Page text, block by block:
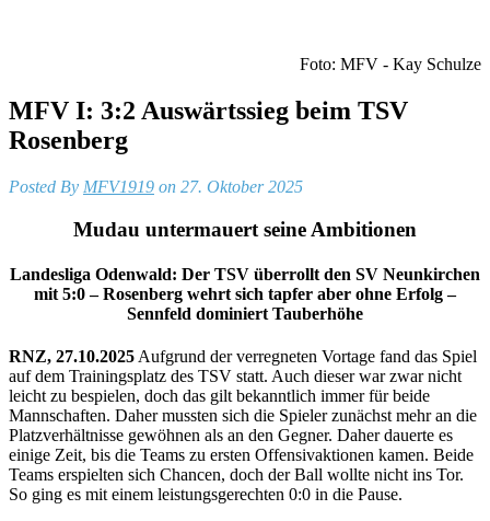
Foto: MFV - Kay Schulze
MFV I: 3:2 Auswärtssieg beim TSV
Rosenberg
Posted By MFV1919 on 27. Oktober 2025
Mudau untermauert seine Ambitionen
Landesliga Odenwald: Der TSV überrollt den SV Neunkirchen
mit 5:0 – Rosenberg wehrt sich tapfer aber ohne Erfolg –
Sennfeld dominiert Tauberhöhe
RNZ, 27.10.2025 Aufgrund der verregneten Vortage fand das Spiel
auf dem Trainingsplatz des TSV statt. Auch dieser war zwar nicht
leicht zu bespielen, doch das gilt bekanntlich immer für beide
Mannschaften. Daher mussten sich die Spieler zunächst mehr an die
Platzverhältnisse gewöhnen als an den Gegner. Daher dauerte es
einige Zeit, bis die Teams zu ersten Offensivaktionen kamen. Beide
Teams erspielten sich Chancen, doch der Ball wollte nicht ins Tor.
So ging es mit einem leistungsgerechten 0:0 in die Pause.